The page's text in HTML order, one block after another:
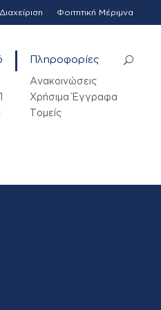
Διαχείριση Φοιτητική Μέριμνα
Πληροφορίες
Ανακοινώσεις
Χρήσιμα Έγγραφα
Τομείς